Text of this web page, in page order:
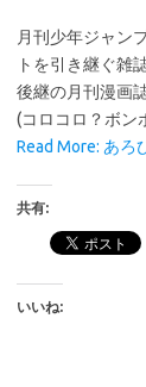
月刊少年ジャン
トを引き継ぐ雑
後継の月刊漫画
(コロコロ？ボン
Read More: あ
共有:
いいね: